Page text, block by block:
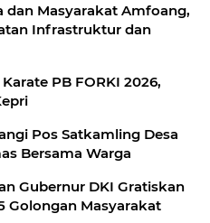
dan Masyarakat Amfoang,
Infrastruktur dan
PB FORKI 2026,
Pos Satkamling Desa
Bersama Warga
Gubernur DKI Gratiskan
Golongan Masyarakat